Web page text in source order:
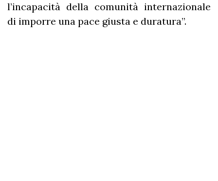
l’incapacità della comunità internazionale
di imporre una pace giusta e duratura”.